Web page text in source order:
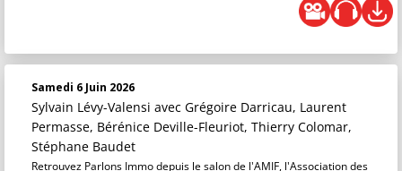
Samedi 6 Juin 2026
Sylvain Lévy-Valensi avec Grégoire Darricau, Laurent
Permasse, Bérénice Deville-Fleuriot, Thierry Colomar,
Stéphane Baudet
Retrouvez Parlons Immo depuis le salon de l'AMIF, l'Association des